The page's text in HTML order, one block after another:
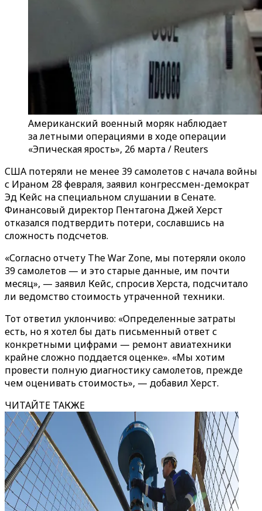
Американский военный моряк наблюдает
за летными операциями в ходе операции
«Эпическая ярость», 26 марта / Reuters
США потеряли не менее 39 самолетов с начала войны
с Ираном 28 февраля, заявил конгрессмен-демократ
Эд Кейс на специальном слушании в Сенате.
Финансовый директор Пентагона Джей Херст
отказался подтвердить потери, сославшись на
сложность подсчетов.
«Согласно отчету The War Zone, мы потеряли около
39 самолетов — и это старые данные, им почти
месяц», — заявил Кейс, спросив Херста, подсчитало
ли ведомство стоимость утраченной техники.
Тот ответил уклончиво: «Определенные затраты
есть, но я хотел бы дать письменный ответ с
конкретными цифрами — ремонт авиатехники
крайне сложно поддается оценке». «Мы хотим
провести полную диагностику самолетов, прежде
чем оценивать стоимость», — добавил Херст.
ЧИТАЙТЕ ТАКЖЕ